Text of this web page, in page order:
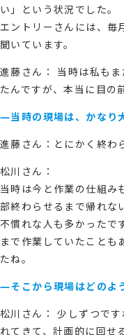
い」という状況でした。
エントリーさんには、毎
聞いています。
進藤さん： 当時は私も
たんですが、本当に目の
―当時の現場は、かなり
進藤さん：とにかく終わ
松川さん：
当時は今と作業の仕組み
部終わらせるまで帰れな
不慣れな人も多かったで
まで作業していたことも
たね。
―そこから現場はどのよ
松川さん： 少しずつで
れてきて、計画的に回せ